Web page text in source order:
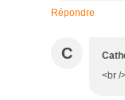
Répondre
C
<br /